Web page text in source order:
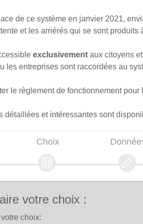
de ce système en janvier 2021,
et les arriérés qui se sont
exclusivementaux citoyens
les entreprises sont raccordées au
le règlement de fonctionnement
détaillées et intéressantes sont
Choix
votre choix :
choix: